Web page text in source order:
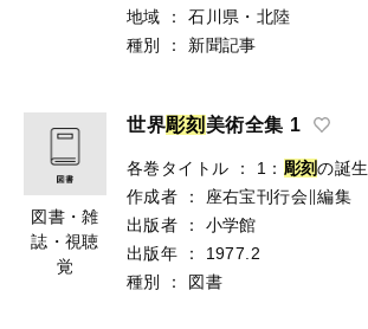
地域
：
石川県・北陸
種別
： 新聞記事
図書・雑
誌・視聴
覚
世界彫刻 美術全集 1
各巻タイトル ： 1： 彫刻の誕生
作成者
：
座右宝刊行会∥編集
出版者
：
小学館
出版年
：
1977.2
種別
： 図書